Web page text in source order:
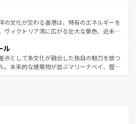
やバインミー、ベトナムコーヒーなどは、ぜ
いたい。どの地域を訪れてもあたたかい人々
えてくれるので、きっと忘れられない旅にな
。
している。北部ではチェンマイなどの山岳地
れ合い、南部ではプーケットやクラビの美し
ゾート気分を楽しむことができる。タイ料理
は一年中温暖で、どの季節にも異なる楽しみ
。親しみやすいタイの人々、仏教を中心とし
て多様な観光資源が、訪れる旅人を魅了し続
の文化が交わる香港は、特有のエネルギーを
ヴィクトリア湾に広がる壮大な景色、近未来
れても感動するはず。観光スポットが密集し
よく見どころを回れるのも魅力。息をのむよ
文化的な体験まで、香港を存分に楽しみ尽く
ル
点として多文化が融合した独自の魅力を放つ
。未来的な建築物が並ぶマリーナベイ、歴史
ズは地元の風情を楽しめる外せないスポット